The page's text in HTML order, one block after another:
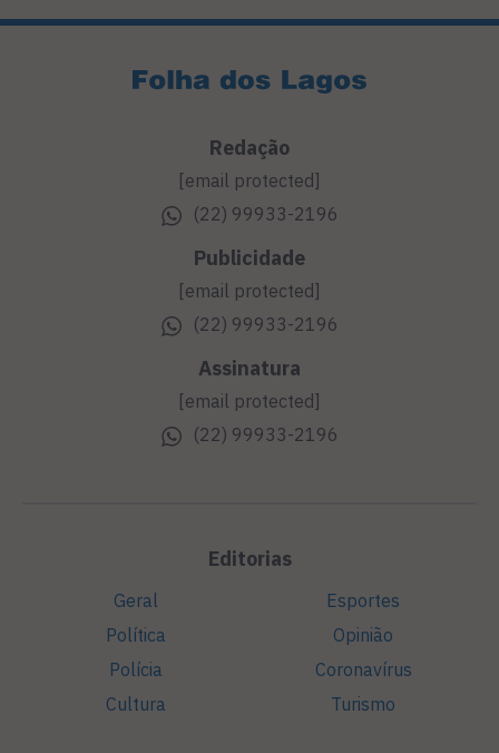
Redação
[email protected]
(22) 99933-2196
Publicidade
[email protected]
(22) 99933-2196
Assinatura
[email protected]
(22) 99933-2196
Editorias
Geral
Política
Polícia
Cultura
Esportes
Opinião
Coronavírus
Turismo